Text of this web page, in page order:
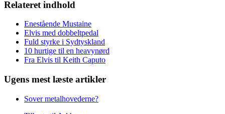
Relateret indhold
Enestående Mustaine
Elvis med dobbeltpedal
Fuld styrke i Sydtyskland
10 hurtige til en heavynørd
Fra Elvis til Keith Caputo
Ugens mest læste artikler
Sover metalhovederne?